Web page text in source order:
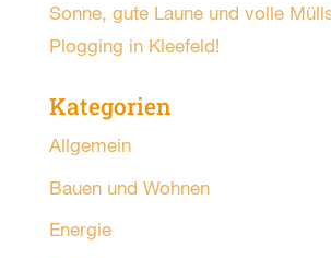
Sonne, gute Laune und volle
Plogging in Kleefeld!
Kategorien
Allgemein
Bauen und Wohnen
Energie